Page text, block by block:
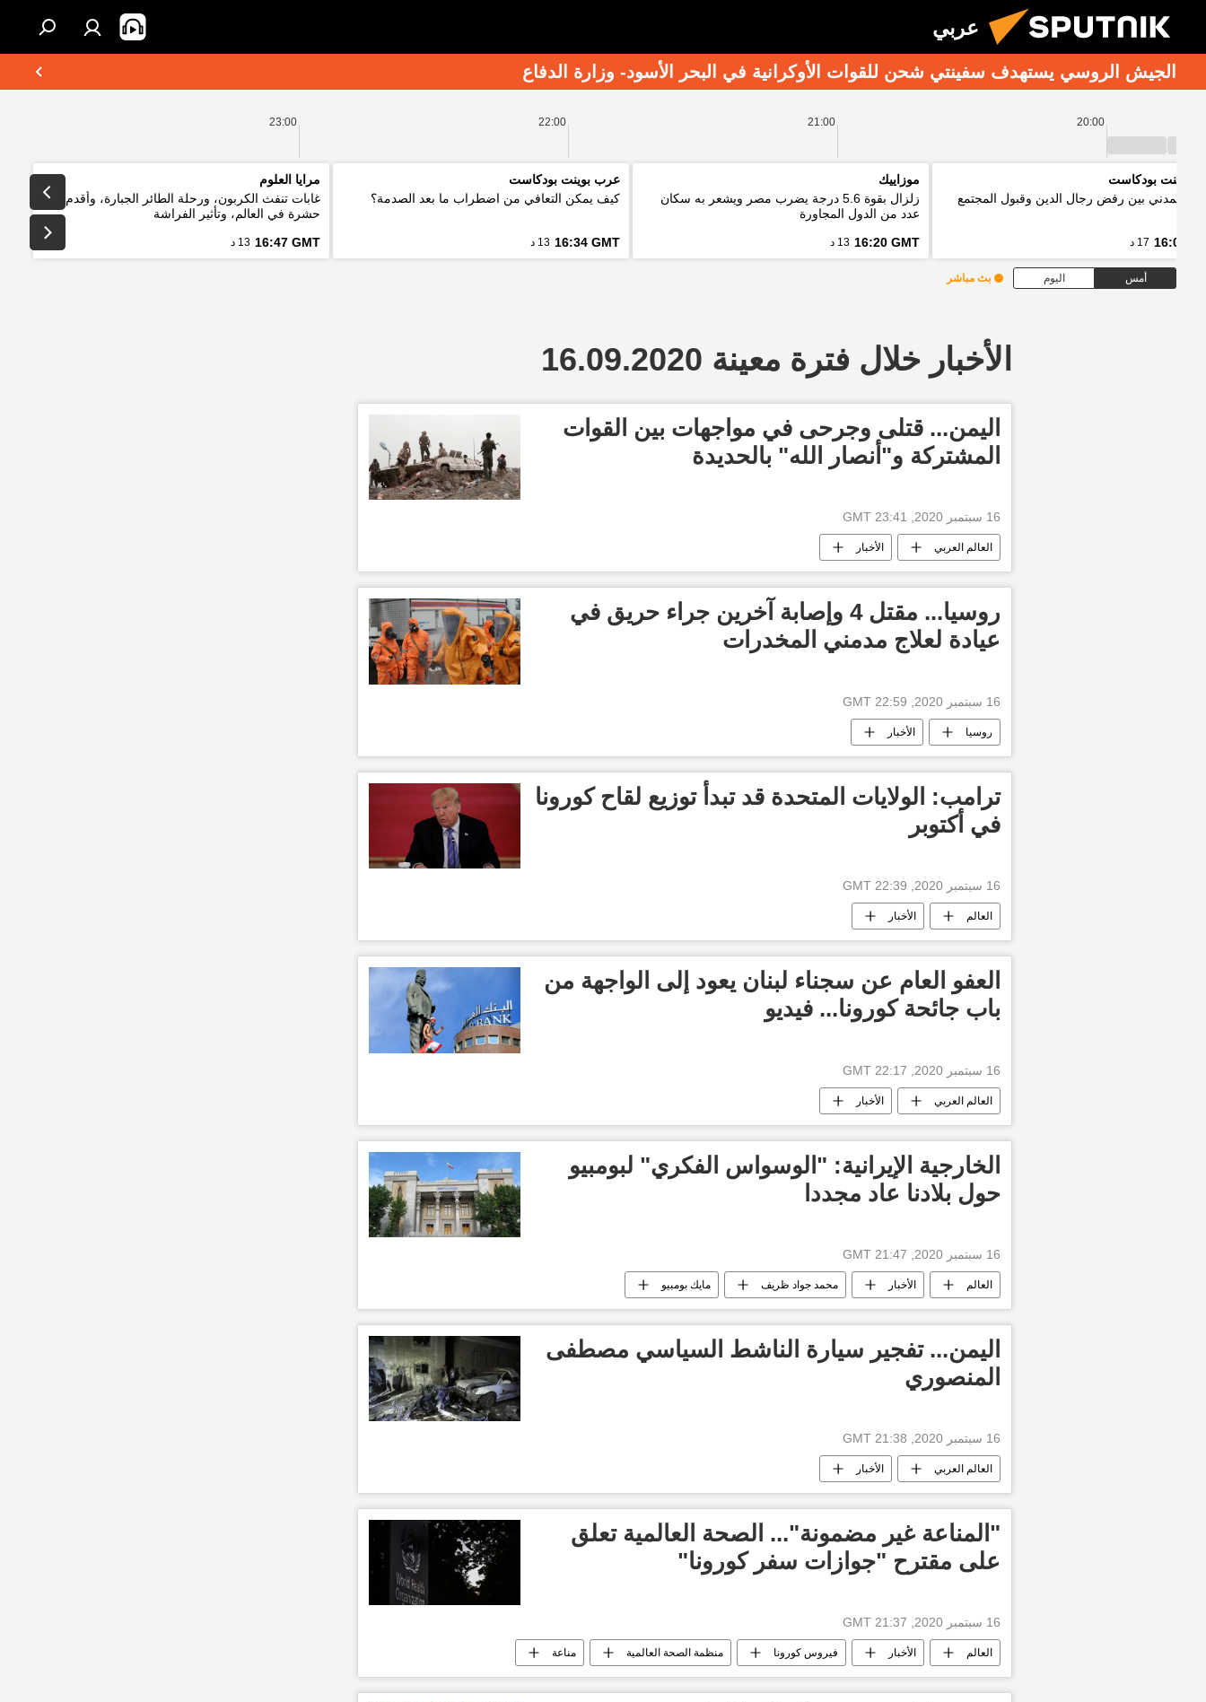
عربي
الجيش الروسي يستهدف سفينتي شحن للقوات الأوكرانية في البحر الأسود- وزارة الدفاع
20:00
21:00
22:00
23:00
بوينت بودكاست
المدني بين رفض رجال الدين وقبول المجتمع
16:03 17 د
موزاييك
زلزال بقوة 5.6 درجة يضرب مصر ويشعر به سكان
عدد من الدول المجاورة
16:20 GMT 13 د
عرب بوينت بودكاست
كيف يمكن التعافي من اضطراب ما بعد الصدمة؟
16:34 GMT 13 د
مرايا العلوم
غابات تنفث الكربون، ورحلة الطائر الجبارة، وأقدم
حشرة في العالم، وتأثير الفراشة
16:47 GMT 13 د
أمس اليوم بث مباشر
الأخبار خلال فترة معينة 16.09.2020
اليمن... قتلى وجرحى في مواجهات بين القوات
المشتركة و"أنصار الله" بالحديدة
16 سبتمبر 2020, 23:41 GMT
العالم العربي الأخبار
روسيا... مقتل 4 وإصابة آخرين جراء حريق في
عيادة لعلاج مدمني المخدرات
16 سبتمبر 2020, 22:59 GMT
روسيا الأخبار
ترامب: الولايات المتحدة قد تبدأ توزيع لقاح كورونا
في أكتوبر
16 سبتمبر 2020, 22:39 GMT
العالم الأخبار
العفو العام عن سجناء لبنان يعود إلى الواجهة من
باب جائحة كورونا... فيديو
16 سبتمبر 2020, 22:17 GMT
العالم العربي الأخبار
الخارجية الإيرانية: "الوسواس الفكري" لبومبيو
حول بلادنا عاد مجددا
16 سبتمبر 2020, 21:47 GMT
العالم الأخبار محمد جواد ظريف مايك بومبيو
اليمن... تفجير سيارة الناشط السياسي مصطفى
المنصوري
16 سبتمبر 2020, 21:38 GMT
العالم العربي الأخبار
"المناعة غير مضمونة"... الصحة العالمية تعلق
على مقترح "جوازات سفر كورونا"
16 سبتمبر 2020, 21:37 GMT
العالم الأخبار فيروس كورونا منظمة الصحة العالمية مناعة